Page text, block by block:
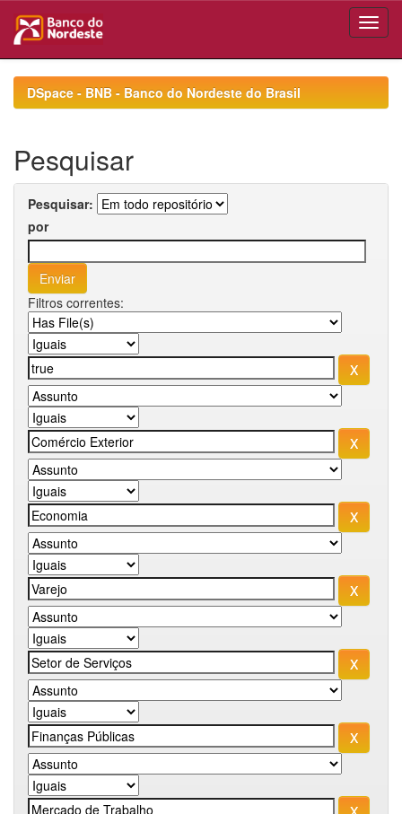
navigationDSpace - BNB - Banco do Nordeste do Brasil
Pesquisar
Pesquisar:
por
Filtros correntes: